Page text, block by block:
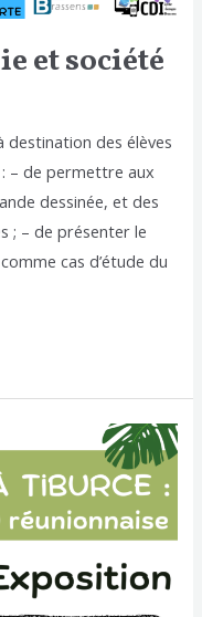
et société
destination des élèves
– de permettre aux
dessinée, et des
; – de présenter le
cas d’étude du